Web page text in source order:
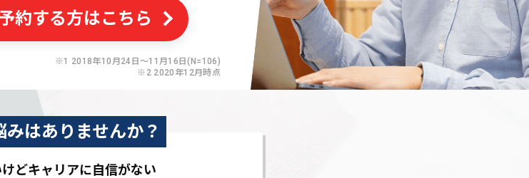
約する方はこちら
※1 2018年10月24日〜11月16日(N=106)
※2 2020年12月時点
みはありませんか？
どキャリアに自信がない